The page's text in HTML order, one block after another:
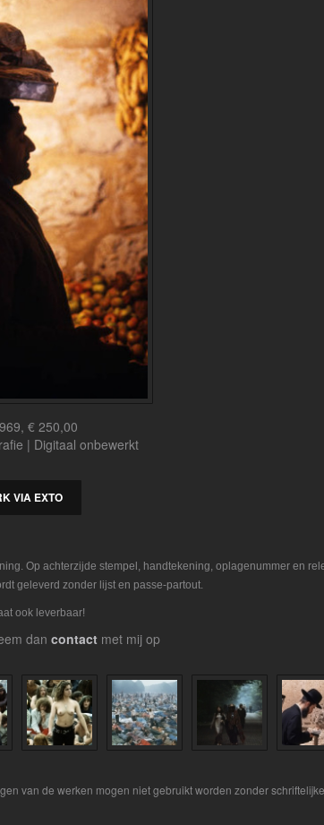
€ 250,00
| Digitaal onbewerkt
VIA EXTO
Op achterzijde stempel, handtekening, oplagenummer en
geleverd zonder lijst en passe-partout.
ook leverbaar!
dan contactmet mij op
van de werken mogen niet gebruikt worden zonder